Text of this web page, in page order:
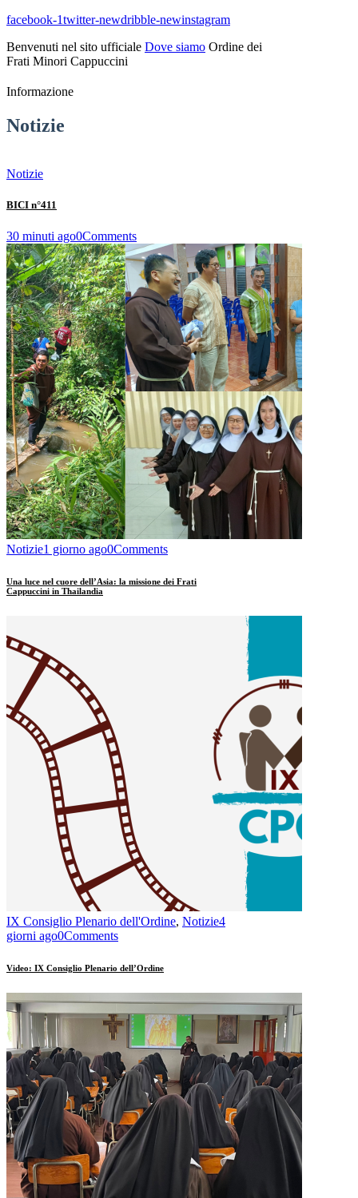
facebook-1twitter-newdribble-newinstagram
Benvenuti nel sito ufficiale Dove siamo Ordine dei
Frati Minori Cappuccini
Informazione
Notizie
Notizie
BICI n°411
30 minuti ago0Comments
Notizie1 giorno ago0Comments
Una luce nel cuore dell’Asia: la missione dei Frati
Cappuccini in Thailandia
IX Consiglio Plenario dell'Ordine, Notizie4
giorni ago0Comments
Video: IX Consiglio Plenario dell’Ordine